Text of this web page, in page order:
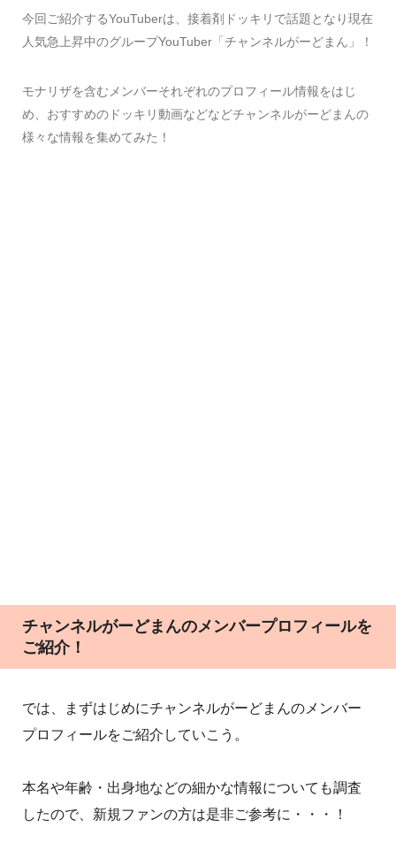
今回ご紹介するYouTuberは、接着剤ドッキリで話題となり現在
人気急上昇中のグループYouTuber「チャンネルがーどまん」！
モナリザを含むメンバーそれぞれのプロフィール情報をはじ
め、おすすめのドッキリ動画などなどチャンネルがーどまんの
様々な情報を集めてみた！
チャンネルがーどまんのメンバープロフィールを
ご紹介！
では、まずはじめにチャンネルがーどまんのメンバー
プロフィールをご紹介していこう。
本名や年齢・出身地などの細かな情報についても調査
したので、新規ファンの方は是非ご参考に・・・！